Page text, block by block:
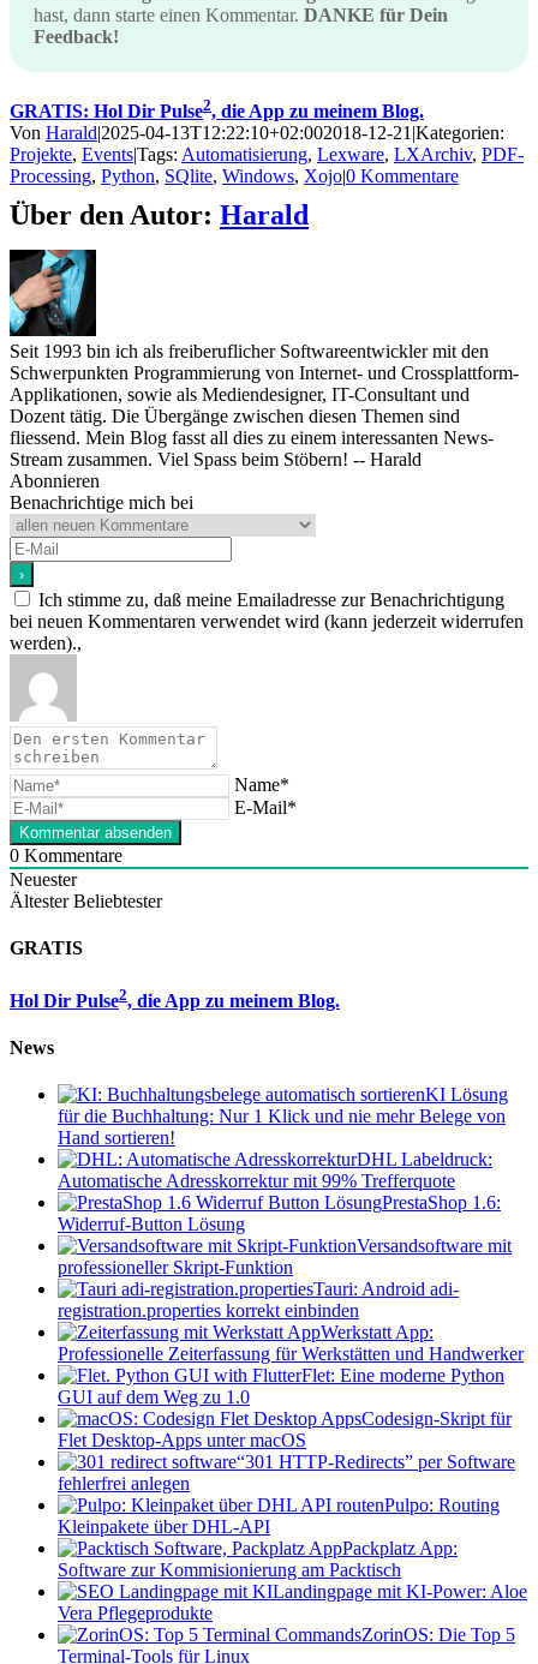
hast, dann starte einen Kommentar. DANKE für Dein
Feedback!
GRATIS: Hol Dir Pulse2, die App zu meinem Blog.
Von Harald|2025-04-13T12:22:10+02:002018-12-21 |Kategorien:
Projekte, Events|Tags: Automatisierung, Lexware, LXArchiv, PDF-
Processing, Python, SQlite, Windows, Xojo|0 Kommentare
Über den Autor: Harald
Seit 1993 bin ich als freiberuflicher Softwareentwickler mit den
Schwerpunkten Programmierung von Internet- und Crossplattform-
Applikationen, sowie als Mediendesigner, IT-Consultant und
Dozent tätig. Die Übergänge zwischen diesen Themen sind
fliessend. Mein Blog fasst all dies zu einem interessanten News-
Stream zusammen. Viel Spass beim Stöbern! -- Harald
Abonnieren
Benachrichtige mich bei
Ich stimme zu, daß meine Emailadresse zur Benachrichtigung
bei neuen Kommentaren verwendet wird (kann jederzeit widerrufen
werden).,
Name*
E-Mail*
0 Kommentare
Neuester
Ältester Beliebtester
GRATIS
Hol Dir Pulse2, die App zu meinem Blog.
News
KI Lösung
für die Buchhaltung: Nur 1 Klick und nie mehr Belege von
Hand sortieren!
DHL Labeldruck:
Automatische Adresskorrektur mit 99% Trefferquote
PrestaShop 1.6:
Widerruf-Button Lösung
Versandsoftware mit
professioneller Skript-Funktion
Tauri: Android adi-
registration.properties korrekt einbinden
Werkstatt App:
Professionelle Zeiterfassung für Werkstätten und Handwerker
Flet: Eine moderne Python
GUI auf dem Weg zu 1.0
Codesign-Skript für
Flet Desktop-Apps unter macOS
“301 HTTP-Redirects” per Software
fehlerfrei anlegen
Pulpo: Routing
Kleinpakete über DHL-API
Packplatz App:
Software zur Kommisionierung am Packtisch
Landingpage mit KI-Power: Aloe
Vera Pflegeprodukte
ZorinOS: Die Top 5
Terminal-Tools für Linux